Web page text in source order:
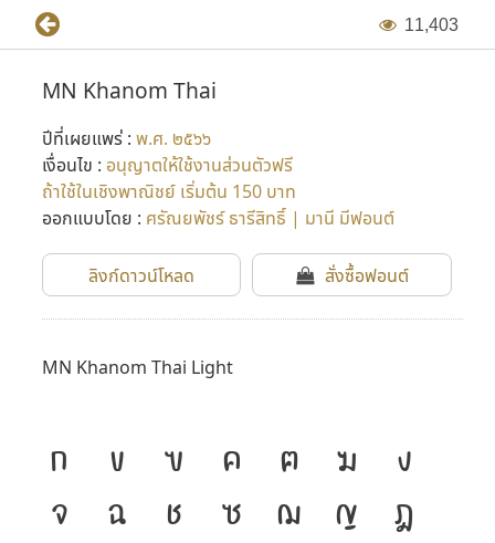
11,403
MN Khanom Thai
ปีที่เผยแพร่ : พ.ศ. ๒๕๖๖
เงื่อนไข : อนุญาตให้ใช้งานส่วนตัวฟรี
ถ้าใช้ในเชิงพาณิชย์ เริ่มต้น 150 บาท
ออกแบบโดย : ศรัณยพัชร์ ธารีสิทธิ์ | มานี มีฟอนต์
ลิงก์ดาวน์โหลด สั่งซื้อฟอนต์
MN Khanom Thai Light
ก ข ฃ ค ฅ ฆ
ง
จ
ฉ ช ซ ฌ ญ
ฎ